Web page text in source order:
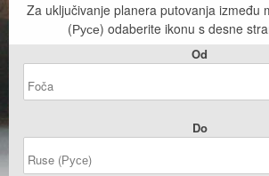
Za uključivanje planera putovanja između
(Русе) odaberite ikonu s desne
Od
Do